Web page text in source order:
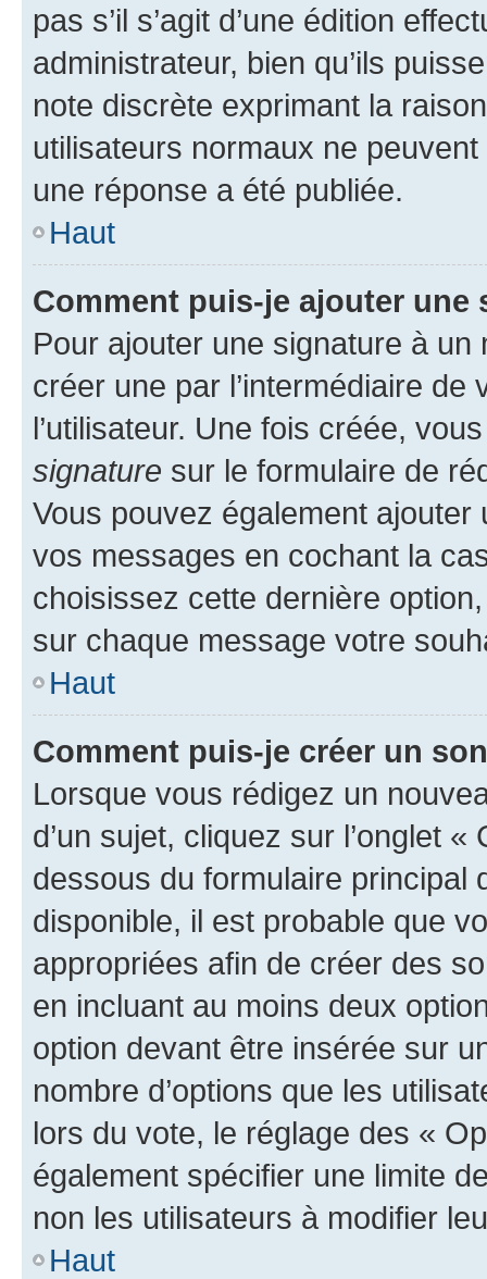
pas s’il s’agit d’une édition
administrateur, bien qu’ils
note discrète exprimant la
utilisateurs normaux ne
une réponse a été publiée.
Haut
Comment puis-je ajouter une
Pour ajouter une signature à un
créer une par l’intermédiaire
l’utilisateur. Une fois créée,
signature sur le formulaire de
Vous pouvez également
vos messages en cochant la
choisissez cette dernière
sur chaque message votre
Haut
Comment puis-je créer un
Lorsque vous rédigez un
d’un sujet, cliquez sur l’onglet
dessous du formulaire principal
disponible, il est probable que
appropriées afin de créer des
en incluant au moins deux
option devant être insérée sur
nombre d’options que les
lors du vote, le réglage des «
également spécifier une limite
non les utilisateurs à modifier
Haut